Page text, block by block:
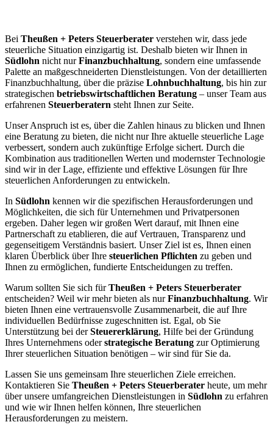
Bei Theußen + Peters Steuerberater verstehen wir, dass jede
steuerliche Situation einzigartig ist. Deshalb bieten wir Ihnen in
Südlohn nicht nurFinanzbuchhaltung, sondern eine umfassende
Palette an maßgeschneiderten Dienstleistungen. Von der detaillierten
Finanzbuchhaltung, über die präzise Lohnbuchhaltung, bis hin zur
strategischen betriebswirtschaftlichen Beratung – unser Team aus
erfahrenen Steuerberatern steht Ihnen zur Seite.
Unser Anspruch ist es, über die Zahlen hinaus zu blicken und Ihnen
eine Beratung zu bieten, die nicht nur Ihre aktuelle steuerliche Lage
verbessert, sondern auch zukünftige Erfolge sichert. Durch die
Kombination aus traditionellen Werten und modernster Technologie
sind wir in der Lage, effiziente und effektive Lösungen für Ihre
steuerlichen Anforderungen zu entwickeln.
In Südlohn kennen wir die spezifischen Herausforderungen und
Möglichkeiten, die sich für Unternehmen und Privatpersonen
ergeben. Daher legen wir großen Wert darauf, mit Ihnen eine
Partnerschaft zu etablieren, die auf Vertrauen, Transparenz und
gegenseitigem Verständnis basiert. Unser Ziel ist es, Ihnen einen
klaren Überblick über Ihre steuerlichen Pflichten zu geben und
Ihnen zu ermöglichen, fundierte Entscheidungen zu treffen.
Warum sollten Sie sich fürTheußen + Peters Steuerberater
entscheiden? Weil wir mehr bieten als nurFinanzbuchhaltung. Wir
bieten Ihnen eine vertrauensvolle Zusammenarbeit, die auf Ihre
individuellen Bedürfnisse zugeschnitten ist. Egal, ob Sie
Unterstützung bei derSteuererklärung, Hilfe bei der Gründung
Ihres Unternehmens oderstrategische Beratung zur Optimierung
Ihrer steuerlichen Situation benötigen – wir sind für Sie da.
Lassen Sie uns gemeinsam Ihre steuerlichen Ziele erreichen.
Kontaktieren Sie Theußen + Peters Steuerberater heute, um mehr
über unsere umfangreichen Dienstleistungen in Südlohn zu erfahren
und wie wir Ihnen helfen können, Ihre steuerlichen
Herausforderungen zu meistern.